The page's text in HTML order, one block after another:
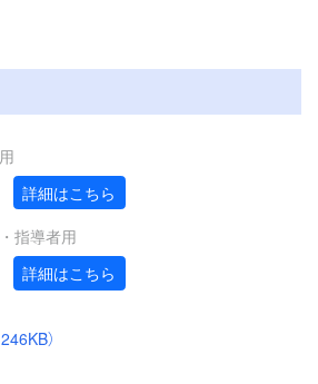
詳細はこちら
詳細はこちら
246KB）